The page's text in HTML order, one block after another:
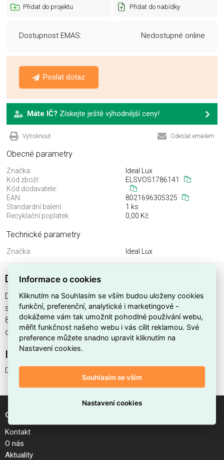
Přidat do projektu Přidat do nabídky
Dostupnost EMAS: Nedostupné online
Poslat dotaz
Máte IČ? Získejte ještě výhodnější ceny!
Vytisknout Odeslat emailem
Obecné parametry
Značka:
Ideal Lux
Kód zboží:
ELSVOS1786141
Kód dodavatele:
EAN:
8021696305325
Standardní balení:
1 ks
Recyklační poplatek:
0,00 Kč
Technické parametry
Značka: Ideal Lux
DIAMOND SP5
DIAMOND SP5 najdete v kategoriích Svítidla, Svítidla,
světelné zdroje a LED osvětlení, výrobce Ideal Lux, EAN
8021696305325, kód dodavatele . DIAMOND SP5 nabízíme
od 1 ks. Kód EMAS DIAMOND SP5 je ELSVOS1786141.
Interní název produktu
DIAMOND SP5
O společnosti
Kontakt
O nás
Aktuality
Informace o cookies
Kliknutím na Souhlasím se vším budou uloženy cookies
funkční, preferenční, analytické i marketingové -
dokážeme vám tak umožnit pohodlné používání webu,
měřit funkčnost našeho webu i vás cílit reklamou. Své
preference můžete snadno upravit kliknutím na
Nastavení cookies.
Souhlasím se vším
Nastavení cookies